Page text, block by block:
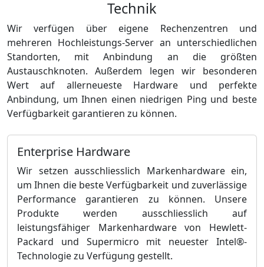
Technik
Wir verfügen über eigene Rechenzentren und
mehreren Hochleistungs-Server an unterschiedlichen
Standorten, mit Anbindung an die größten
Austauschknoten. Außerdem legen wir besonderen
Wert auf allerneueste Hardware und perfekte
Anbindung, um Ihnen einen niedrigen Ping und beste
Verfügbarkeit garantieren zu können.
Enterprise Hardware
Wir setzen ausschliesslich Markenhardware ein,
um Ihnen die beste Verfügbarkeit und zuverlässige
Performance garantieren zu können. Unsere
Produkte werden ausschliesslich auf
leistungsfähiger Markenhardware von Hewlett-
Packard und Supermicro mit neuester Intel®-
Technologie zu Verfügung gestellt.